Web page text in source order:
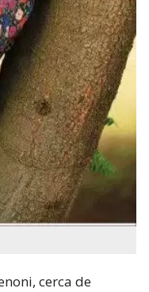
cerca de